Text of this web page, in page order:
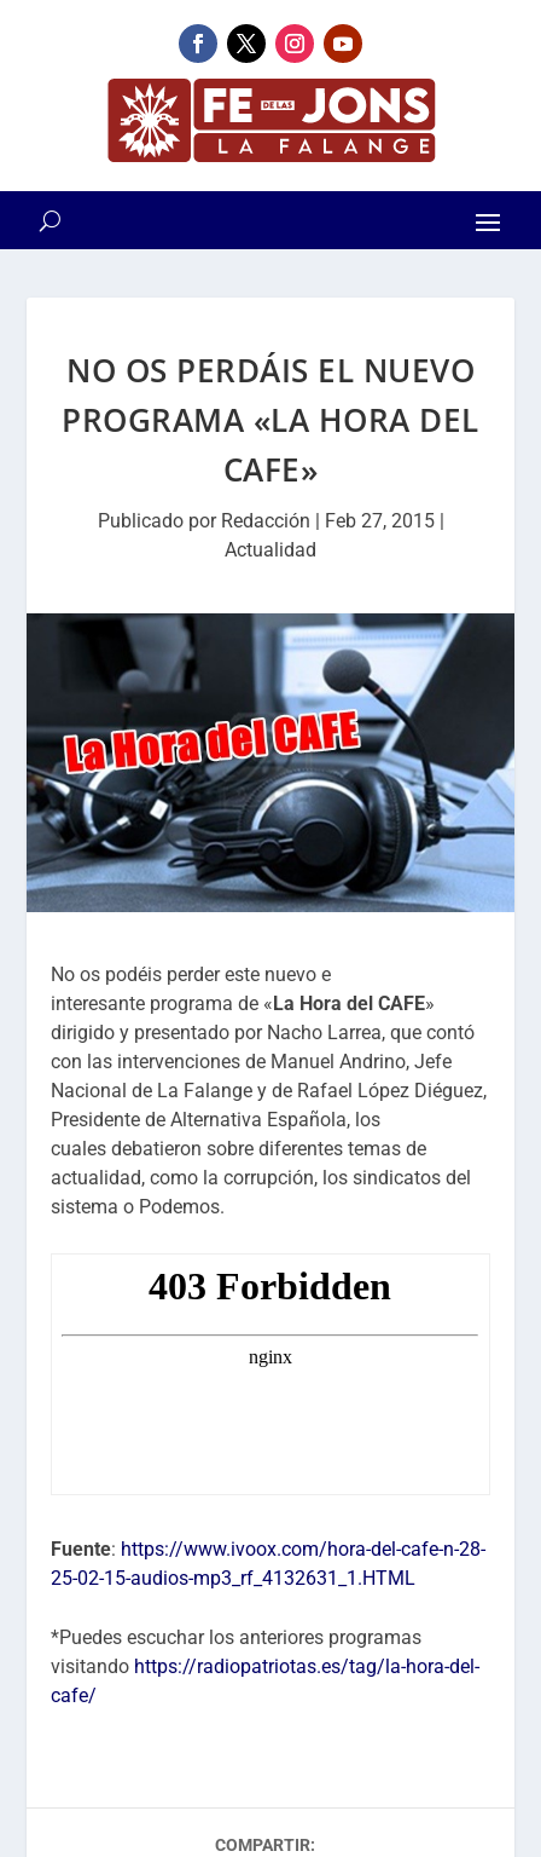
NO OS PERDÁIS EL NUEVO
PROGRAMA «LA HORA DEL
CAFE»
Publicado por Redacción | Feb 27, 2015|
Actualidad
No os podéis perder este nuevo e
interesante programa de « La Hora del CAFE»
dirigido y presentado por Nacho Larrea, que contó
con las intervenciones de Manuel Andrino, Jefe
Nacional de La Falange y de Rafael López Diéguez,
Presidente de Alternativa Española, los
cuales debatieron sobre diferentes temas de
actualidad, como la corrupción, los sindicatos del
sistema o Podemos.
Fuente: https://www.ivoox.com/hora-del-cafe-n-28-
25-02-15-audios-mp3_rf_4132631_1.HTML
*Puedes escuchar los anteriores programas
visitando https://radiopatriotas.es/tag/la-hora-del-
cafe/
COMPARTIR: